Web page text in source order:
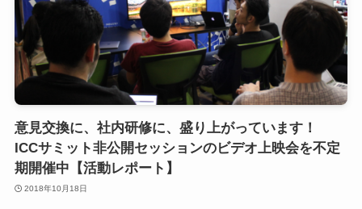
意見交換に、社内研修に、盛り上がっています！
ICCサミット非公開セッションのビデオ上映会を不定
期開催中【活動レポート】
2018年10月18日